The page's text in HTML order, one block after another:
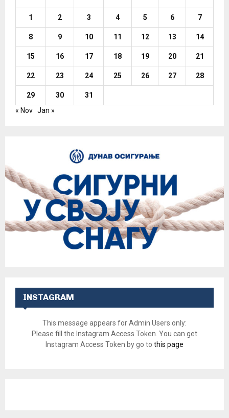
1 2 3 4 5 6 7
8 9 10 11 12 13 14
15 16 17 18 19 20 21
22 23 24 25 26 27 28
29 30
31
« Nov Jan »
INSTAGRAM
This message appears for Admin Users only:
Please fill the Instagram Access Token. You can get
Instagram Access Token by go to this page